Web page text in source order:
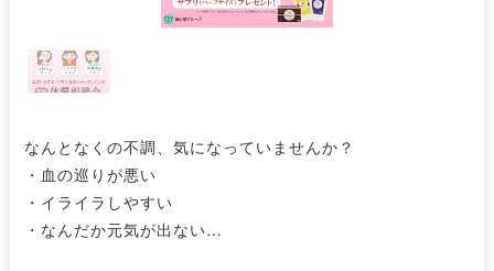
なんとなくの不調、気になっていませんか？
・血の巡りが悪い
・イライラしやすい
・なんだか元気が出ない…